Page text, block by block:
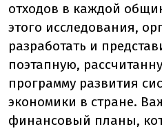
отходов в каждой
этого исследования,
разработать и
поэтапную,
программу развития
экономики в стране.
финансовый планы,